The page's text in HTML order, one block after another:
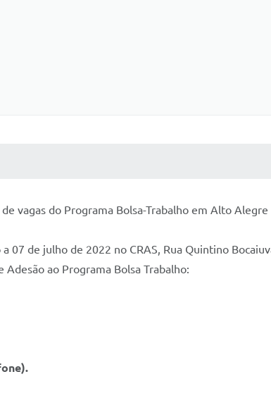
vagas do Programa Bolsa-Trabalho em Alto Alegre
de julho de 2022 no CRAS, Rua Quintino
ao Programa Bolsa Trabalho: